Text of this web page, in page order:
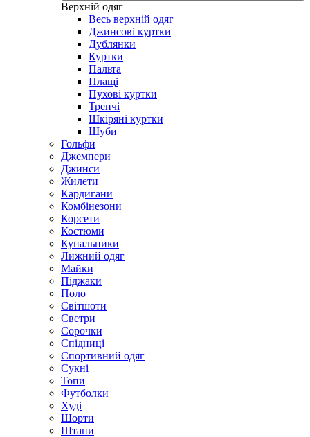
Верхній одяг
Весь верхній одяг
Джинсові куртки
Дублянки
Куртки
Пальта
Плащі
Пухові куртки
Тренчі
Шкіряні куртки
Шуби
Гольфи
Джемпери
Джинси
Жилети
Кардигани
Комбінезони
Корсети
Костюми
Купальники
Лижний одяг
Майки
Піджаки
Поло
Світшоти
Светри
Сорочки
Спідниці
Спортивний одяг
Сукні
Топи
Футболки
Худі
Шорти
Штани